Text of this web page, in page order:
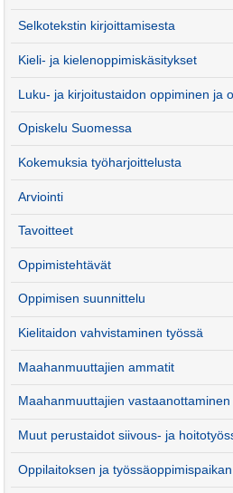
Selkotekstin kirjoittamisesta
Kieli- ja kielenoppimiskäsitykset
Luku- ja kirjoitustaidon oppiminen ja
Opiskelu Suomessa
Kokemuksia työharjoittelusta
Arviointi
Tavoitteet
Oppimistehtävät
Oppimisen suunnittelu
Kielitaidon vahvistaminen työssä
Maahanmuuttajien ammatit
Maahanmuuttajien
Muut perustaidot siivous- ja
Oppilaitoksen ja